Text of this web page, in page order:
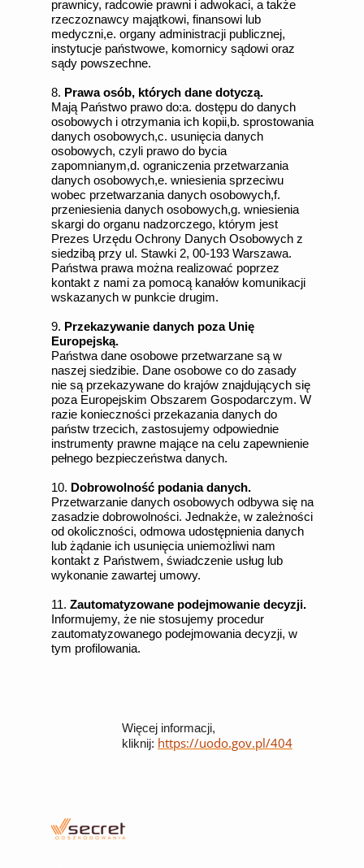
Więcej informacji,
kliknij: https://uodo.gov.pl/404
prawnicy, radcowie prawni i adwokaci, a także
rzeczoznawcy majątkowi, finansowi lub
medyczni,e. organy administracji publicznej,
instytucje państwowe, komornicy sądowi oraz
sądy powszechne.
8. Prawa osób, których dane dotyczą.
Mają Państwo prawo do:a. dostępu do danych
osobowych i otrzymania ich kopii,b. sprostowania
danych osobowych,c. usunięcia danych
osobowych, czyli prawo do bycia
zapomnianym,d. ograniczenia przetwarzania
danych osobowych,e. wniesienia sprzeciwu
wobec przetwarzania danych osobowych,f.
przeniesienia danych osobowych,g. wniesienia
skargi do organu nadzorczego, którym jest
Prezes Urzędu Ochrony Danych Osobowych z
siedzibą przy ul. Stawki 2, 00-193 Warszawa.
Państwa prawa można realizować poprzez
kontakt z nami za pomocą kanałów komunikacji
wskazanych w punkcie drugim.
9. Przekazywanie danych poza Unię
Europejską.
Państwa dane osobowe przetwarzane są w
naszej siedzibie. Dane osobowe co do zasady
nie są przekazywane do krajów znajdujących się
poza Europejskim Obszarem Gospodarczym. W
razie konieczności przekazania danych do
państw trzecich, zastosujemy odpowiednie
instrumenty prawne mające na celu zapewnienie
pełnego bezpieczeństwa danych.
10. Dobrowolność podania danych.
Przetwarzanie danych osobowych odbywa się na
zasadzie dobrowolności. Jednakże, w zależności
od okoliczności, odmowa udostępnienia danych
lub żądanie ich usunięcia uniemożliwi nam
kontakt z Państwem, świadczenie usług lub
wykonanie zawartej umowy.
11. Zautomatyzowane podejmowanie decyzji.
Informujemy, że nie stosujemy procedur
zautomatyzowanego podejmowania decyzji, w
tym profilowania.